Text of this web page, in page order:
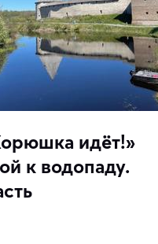
идёт!»
к водопаду.